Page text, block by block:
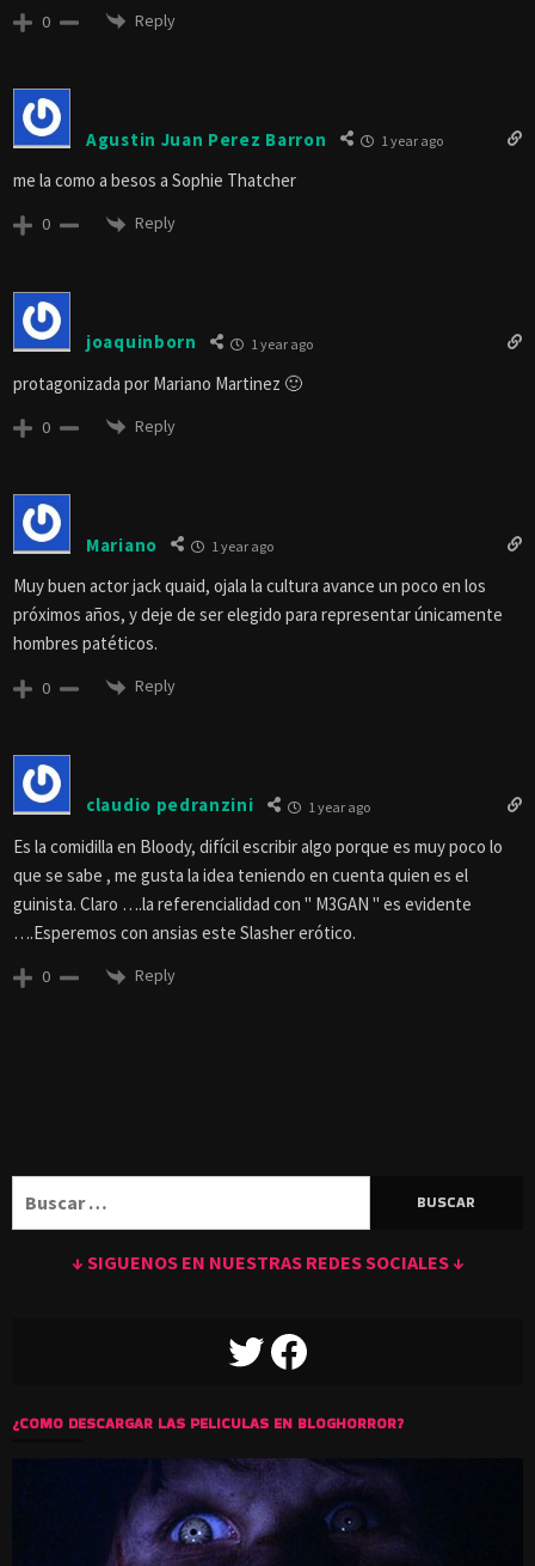
0 Reply
Agustin Juan Perez Barron 1 year ago
me la como a besos a Sophie Thatcher
0 Reply
joaquinborn 1 year ago
protagonizada por Mariano Martinez 🙂
0 Reply
Mariano 1 year ago
Muy buen actor jack quaid, ojala la cultura avance un poco en los
próximos años, y deje de ser elegido para representar únicamente
hombres patéticos.
0 Reply
claudio pedranzini 1 year ago
Es la comidilla en Bloody, difícil escribir algo porque es muy poco lo
que se sabe , me gusta la idea teniendo en cuenta quien es el
guinista. Claro ….la referencialidad con " M3GAN " es evidente
….Esperemos con ansias este Slasher erótico.
0 Reply
↓ SIGUENOS EN NUESTRAS REDES SOCIALES ↓
TWITTERFACEBOOK
¿COMO DESCARGAR LAS PELICULAS EN BLOGHORROR?